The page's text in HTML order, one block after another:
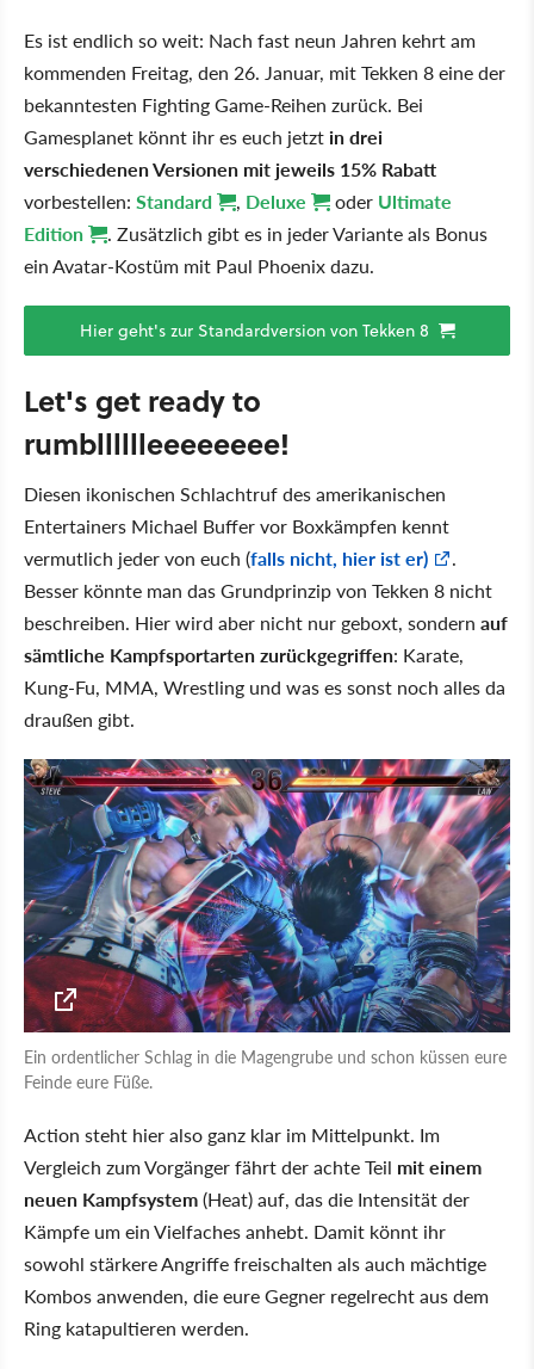
Es ist endlich so weit: Nach fast neun Jahren kehrt am
kommenden Freitag, den 26. Januar, mit Tekken 8 eine der
bekanntesten Fighting Game-Reihen zurück. Bei
Gamesplanet könnt ihr es euch jetzt in drei
verschiedenen Versionen mit jeweils 15% Rabatt
vorbestellen: Standard , Deluxe oder Ultimate
Edition
. Zusätzlich gibt es in jeder Variante als Bonus
ein Avatar-Kostüm mit Paul Phoenix dazu.
Hier geht's zur Standardversion von Tekken 8
Let's get ready to
rumblllllleeeeeeee!
Diesen ikonischen Schlachtruf des amerikanischen
Entertainers Michael Buffer vor Boxkämpfen kennt
vermutlich jeder von euch (falls nicht, hier ist er)
.
Besser könnte man das Grundprinzip von Tekken 8 nicht
beschreiben. Hier wird aber nicht nur geboxt, sondern auf
sämtliche Kampfsportarten zurückgegriffen: Karate,
Kung-Fu, MMA, Wrestling und was es sonst noch alles da
draußen gibt.
Ein ordentlicher Schlag in die Magengrube und schon küssen eure
Feinde eure Füße.
Action steht hier also ganz klar im Mittelpunkt. Im
Vergleich zum Vorgänger fährt der achte Teil mit einem
neuen Kampfsystem(Heat) auf, das die Intensität der
Kämpfe um ein Vielfaches anhebt. Damit könnt ihr
sowohl stärkere Angriffe freischalten als auch mächtige
Kombos anwenden, die eure Gegner regelrecht aus dem
Ring katapultieren werden.